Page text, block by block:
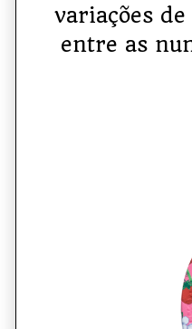
variações
entre as